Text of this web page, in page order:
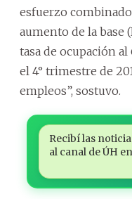
esfuerzo
aumento de la base
tasa de ocupación
el 4° trimestre de
empleos”, sostuvo.
Recibí las
al canal de ÚH